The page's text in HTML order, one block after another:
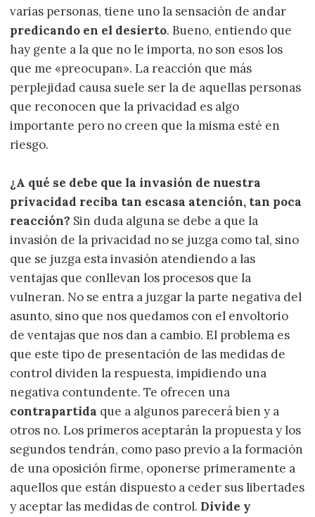
varias personas, tiene uno la sensación de andar
predicando en el desierto. Bueno, entiendo que
hay gente a la que no le importa, no son esos los
que me «preocupan». La reacción que más
perplejidad causa suele ser la de aquellas personas
que reconocen que la privacidad es algo
importante pero no creen que la misma esté en
riesgo.
¿A qué se debe que la invasión de nuestra
privacidad reciba tan escasa atención, tan poca
reacción? Sin duda alguna se debe a que la
invasión de la privacidad no se juzga como tal, sino
que se juzga esta invasión atendiendo a las
ventajas que conllevan los procesos que la
vulneran. No se entra a juzgar la parte negativa del
asunto, sino que nos quedamos con el envoltorio
de ventajas que nos dan a cambio. El problema es
que este tipo de presentación de las medidas de
control dividen la respuesta, impidiendo una
negativa contundente. Te ofrecen una
contrapartida que a algunos parecerá bien y a
otros no. Los primeros aceptarán la propuesta y los
segundos tendrán, como paso previo a la formación
de una oposición firme, oponerse primeramente a
aquellos que están dispuesto a ceder sus libertades
y aceptar las medidas de control. Divide y